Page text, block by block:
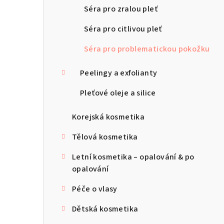
Séra pro zralou pleť
Séra pro citlivou pleť
Séra pro problematickou pokožku
Peelingy a exfolianty
Pleťové oleje a silice
Korejská kosmetika
Tělová kosmetika
Letní kosmetika – opalování & po
opalování
Péče o vlasy
Dětská kosmetika